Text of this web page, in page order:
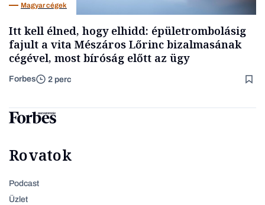
Magyar cégek
Itt kell élned, hogy elhidd: épületrombolásig
fajult a vita Mészáros Lőrinc bizalmasának
cégével, most bíróság előtt az ügy
Forbes 2 perc
Rovatok
Podcast
Üzlet